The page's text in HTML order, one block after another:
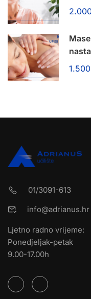
01/3091-613
info@adrianus.hr
Ljetno radno vrijeme:
Ponedjeljak-petak
9.00-17.00h